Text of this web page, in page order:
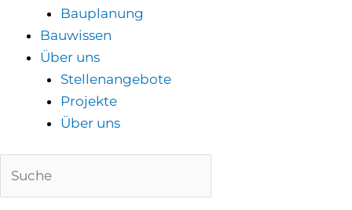
Bauplanung
Bauwissen
Über uns
Stellenangebote
Projekte
Über uns